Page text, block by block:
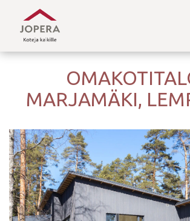
MARJAMÄKI,